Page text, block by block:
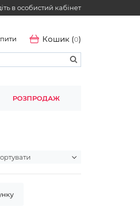
в особистий кабінет
Кошик (0)
РОЗПРОДАЖ